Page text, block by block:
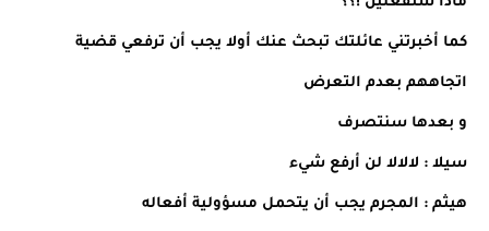
كما أخبرتني عائلتك تبحث عنك أولا يجب أن ترفعي قضية
اتجاههم بعدم التعرض
و بعدها سنتصرف
سيلا : لالالا لن أرفع شيء
هيثم : المجرم يجب أن يتحمل مسؤولية أفعاله